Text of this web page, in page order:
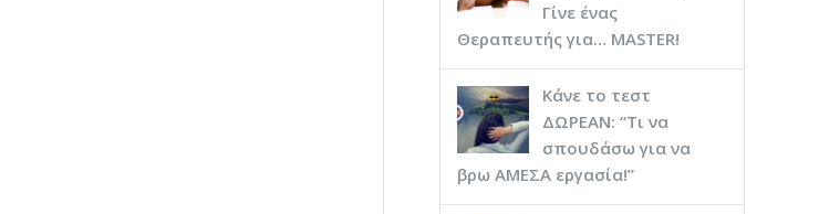
Γίνε ένας
Θεραπευτής για… ΜASTER!
Κάνε το τεστ
ΔΩΡΕΑΝ: “Τι να
σπουδάσω για να
βρω ΑΜΕΣΑ εργασία!”